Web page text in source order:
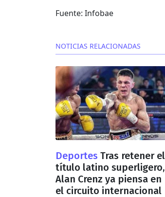
Fuente: Infobae
NOTICIAS RELACIONADAS
Deportes Tras retener el
título latino superligero,
Alan Crenz ya piensa en
el circuito internacional